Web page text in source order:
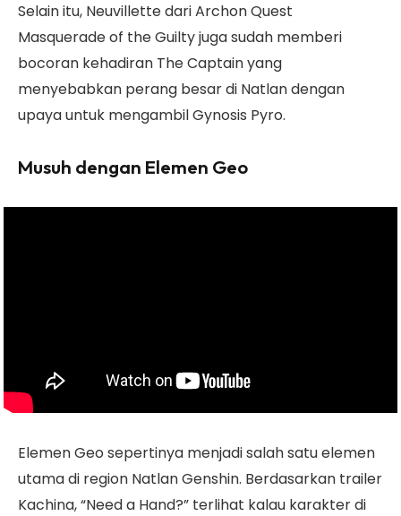
Selain itu, Neuvillette dari Archon Quest
Masquerade of the Guilty juga sudah memberi
bocoran kehadiran The Captain yang
menyebabkan perang besar di Natlan dengan
upaya untuk mengambil Gynosis Pyro.
Musuh dengan Elemen Geo
Elemen Geo sepertinya menjadi salah satu elemen
utama di region Natlan Genshin. Berdasarkan trailer
Kachina, “Need a Hand?” terlihat kalau karakter di